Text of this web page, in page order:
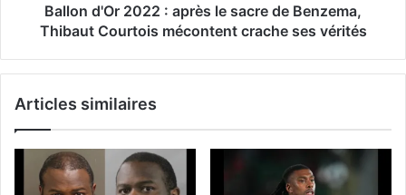
Ballon d'Or 2022 : après le sacre de Benzema,
Thibaut Courtois mécontent crache ses vérités
Articles similaires